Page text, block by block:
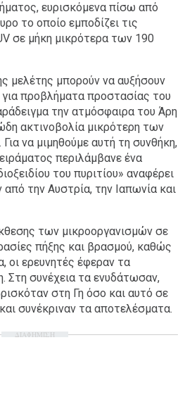
ευρισκόμενα πίσω από
το οποίο εμποδίζει τις
σε μήκη μικρότερα των 190
μελέτης μπορούν να αυξήσουν
για προβλήματα προστασίας του
την ατμόσφαιρα του Άρη
ακτινοβολία μικρότερη των
να μιμηθούμε αυτή τη συνθήκη,
περιλάμβανε ένα
του πυριτίου» αναφέρει
την Αυστρία, την Ιαπωνία και
των μικροοργανισμών σε
πήξης και βρασμού, καθώς
οι ερευνητές έφεραν τα
Στη συνέχεια τα ενυδάτωσαν,
στη Γη όσο και αυτό σε
συνέκριναν τα αποτελέσματα.
ΔΙΑΦΗΜΙΣΗ